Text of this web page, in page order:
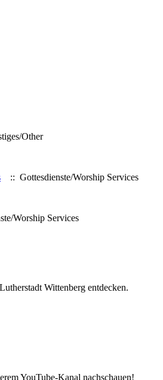
Other
:: Gottesdienste/Worship Services
Worship Services
Wittenberg entdecken.
YouTube-Kanal nachschauen!